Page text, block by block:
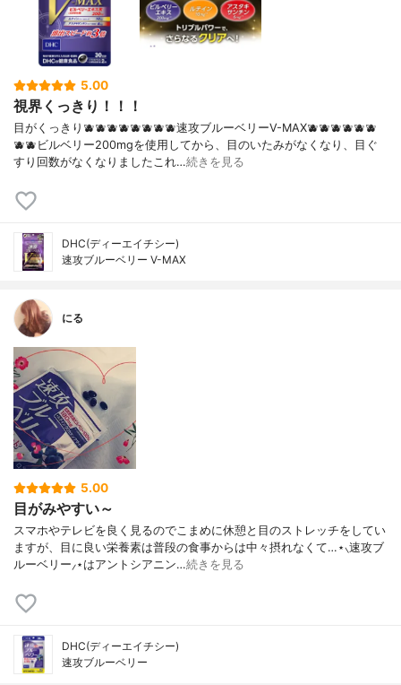
5.00
視界くっきり！！！
目がくっきり🫐🫐🫐🫐🫐🫐🫐🫐速攻ブルーベリーV-MAX🫐🫐🫐🫐🫐🫐
🫐🫐ビルベリー200mgを使用してから、目のいたみがなくなり、目ぐ
すり回数がなくなりましたこれ…続きを見る
DHC(ディーエイチシー)
速攻ブルーベリー V-MAX
にる
5.00
目がみやすい～
スマホやテレビを良く見るのでこまめに休憩と目のストレッチをしてい
ますが、目に良い栄養素は普段の食事からは中々摂れなくて…⋆⸜速攻ブ
ルーベリー⸝⋆はアントシアニン…続きを見る
DHC(ディーエイチシー)
速攻ブルーベリー